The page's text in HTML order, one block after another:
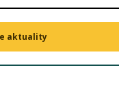
aktuality